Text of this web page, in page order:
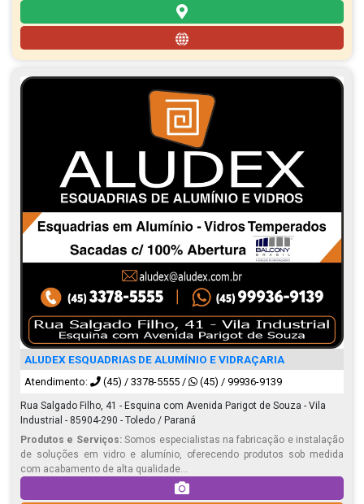
ALUDEX ESQUADRIAS DE ALUMÍNIO E VIDRAÇARIA
Atendimento: (45) / 3378-5555 / (45) / 99936-9139
Rua Salgado Filho, 41 - Esquina com Avenida Parigot de Souza - Vila
Industrial - 85904-290 - Toledo / Paraná
Produtos e Serviços:Somos especialistas na fabricação e instalação
de soluções em vidro e alumínio, oferecendo produtos sob medida
com acabamento de alta qualidade...